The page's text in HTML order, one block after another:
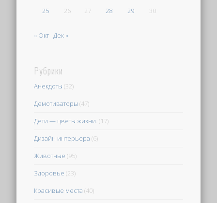
25
26 27 28 29 30
« Окт Дек »
Рубрики
Анекдоты (32)
Демотиваторы (47)
Дети — цветы жизни. (17)
Дизайн интерьера (6)
Животные (95)
Здоровье (23)
Красивые места (40)